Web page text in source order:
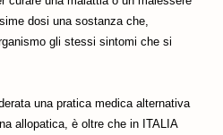
dosi una sostanza che,
gli stessi sintomi che si
una pratica medica alternativa
allopatica, è oltre che in ITALIA